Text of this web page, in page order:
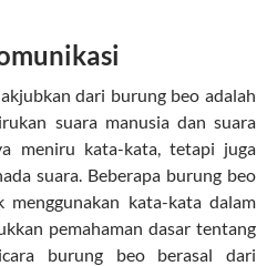
dari burung beo adalah
suara manusia dan suara
meniru kata-kata, tetapi juga
suara. Beberapa burung beo
kata-kata dalam
pemahaman dasar tentang
burung beo berasal dari